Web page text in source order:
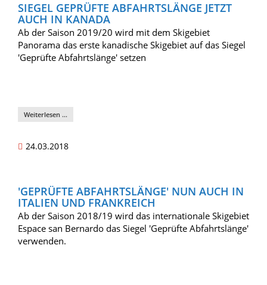
SIEGEL GEPRÜFTE ABFAHRTSLÄNGE JETZT
AUCH IN KANADA
Ab der Saison 2019/20 wird mit dem Skigebiet
Panorama das erste kanadische Skigebiet auf das Siegel
'Geprüfte Abfahrtslänge' setzen
Weiterlesen …
24.03.2018
'GEPRÜFTE ABFAHRTSLÄNGE' NUN AUCH IN
ITALIEN UND FRANKREICH
Ab der Saison 2018/19 wird das internationale Skigebiet
Espace san Bernardo das Siegel 'Geprüfte Abfahrtslänge'
verwenden.